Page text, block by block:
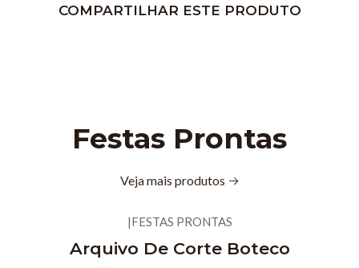
COMPARTILHAR ESTE PRODUTO
Festas Prontas
Veja mais produtos
|FESTAS PRONTAS
Arquivo De Corte Boteco